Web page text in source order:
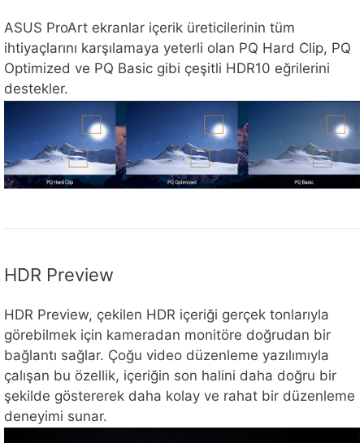
ASUS ProArt ekranlar içerik üreticilerinin tüm
ihtiyaçlarını karşılamaya yeterli olan PQ Hard Clip, PQ
Optimized ve PQ Basic gibi çeşitli HDR10 eğrilerini
destekler.
HDR Preview
HDR Preview, çekilen HDR içeriği gerçek tonlarıyla
görebilmek için kameradan monitöre doğrudan bir
bağlantı sağlar. Çoğu video düzenleme yazılımıyla
çalışan bu özellik, içeriğin son halini daha doğru bir
şekilde göstererek daha kolay ve rahat bir düzenleme
deneyimi sunar.